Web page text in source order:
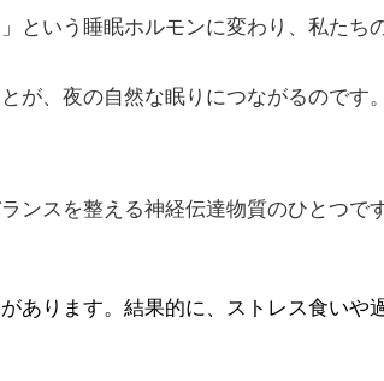
という睡眠ホルモンに変わり、私たち
が、夜の自然な眠りにつながるのです。
ンスを整える神経伝達物質のひとつで
あります。結果的に、ストレス食いや